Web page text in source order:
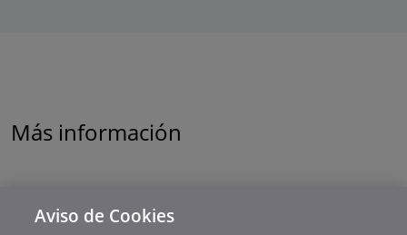
Más información
Aviso de Cookies